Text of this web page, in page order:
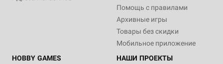
Помощь с правилами
Архивные игры
Товары без скидки
Мобильное приложение
HOBBY GAMES
НАШИ ПРОЕКТЫ